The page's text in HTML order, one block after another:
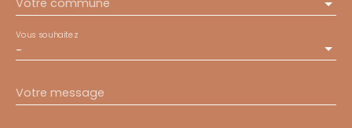
Votre commune
-
Vous souhaitez
Votre message